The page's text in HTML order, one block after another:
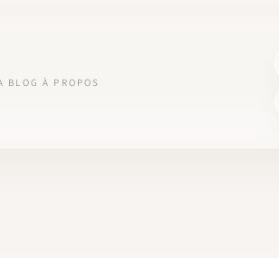
BLOG À PROPOS